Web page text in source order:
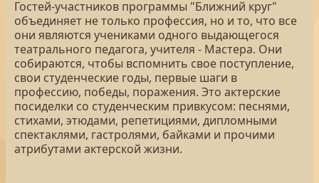
Гостей-участников программы "Ближний круг"
объединяет не только профессия, но и то, что все
они являются учениками одного выдающегося
театрального педагога, учителя - Мастера. Они
собираются, чтобы вспомнить свое поступление,
свои студенческие годы, первые шаги в
профессию, победы, поражения. Это актерские
посиделки со студенческим привкусом: песнями,
стихами, этюдами, репетициями, дипломными
спектаклями, гастролями, байками и прочими
атрибутами актерской жизни.